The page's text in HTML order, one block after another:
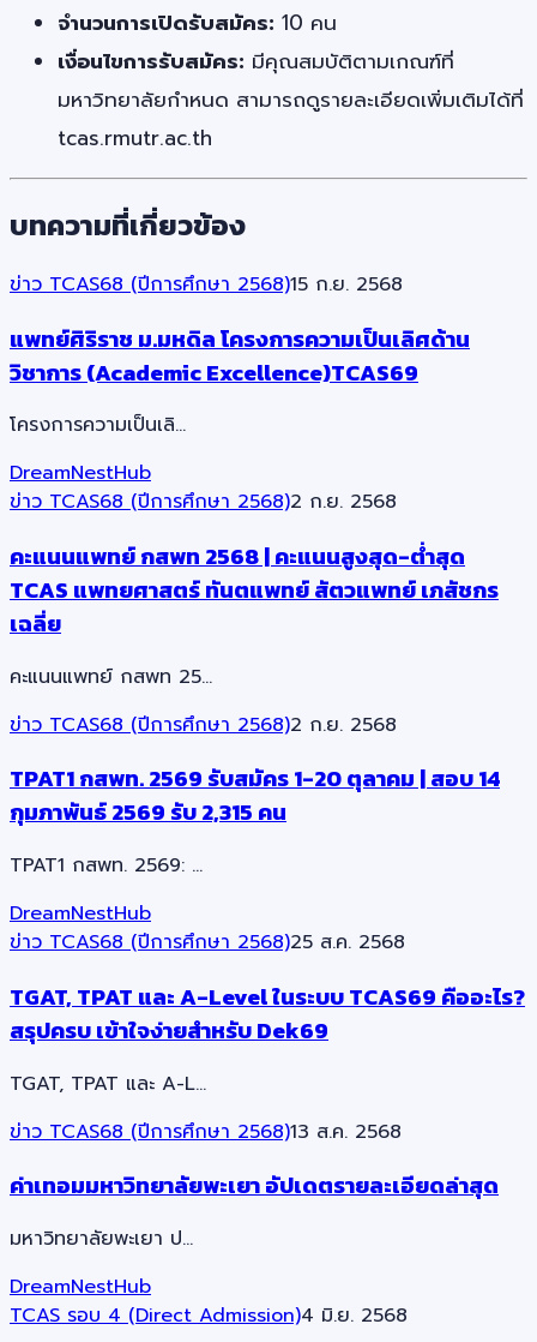
จำนวนการเปิดรับสมัคร: 10 คน
เงื่อนไขการรับสมัคร: มีคุณสมบัติตามเกณฑ์ที่
มหาวิทยาลัยกำหนด สามารถดูรายละเอียดเพิ่มเติมได้ที่
tcas.rmutr.ac.th
บทความที่เกี่ยวข้อง
ข่าว TCAS68 (ปีการศึกษา 2568)15 ก.ย. 2568
แพทย์ศิริราช ม.มหดิล โครงการความเป็นเลิศด้าน
วิชาการ (Academic Excellence)TCAS69
โครงการความเป็นเลิ…
DreamNestHub
ข่าว TCAS68 (ปีการศึกษา 2568)2 ก.ย. 2568
คะแนนแพทย์ กสพท 2568 | คะแนนสูงสุด-ต่ำสุด
TCAS แพทยศาสตร์ ทันตแพทย์ สัตวแพทย์ เภสัชกร
เฉลี่ย
คะแนนแพทย์ กสพท 25…
ข่าว TCAS68 (ปีการศึกษา 2568)2 ก.ย. 2568
TPAT1 กสพท. 2569 รับสมัคร 1-20 ตุลาคม | สอบ 14
กุมภาพันธ์ 2569 รับ 2,315 คน
TPAT1 กสพท. 2569: …
DreamNestHub
ข่าว TCAS68 (ปีการศึกษา 2568)25 ส.ค. 2568
TGAT, TPAT และ A-Level ในระบบ TCAS69 คืออะไร?
สรุปครบ เข้าใจง่ายสำหรับ Dek69
TGAT, TPAT และ A-L…
ข่าว TCAS68 (ปีการศึกษา 2568)13 ส.ค. 2568
ค่าเทอมมหาวิทยาลัยพะเยา อัปเดตรายละเอียดล่าสุด
มหาวิทยาลัยพะเยา ป…
DreamNestHub
TCAS รอบ 4 (Direct Admission)4 มิ.ย. 2568